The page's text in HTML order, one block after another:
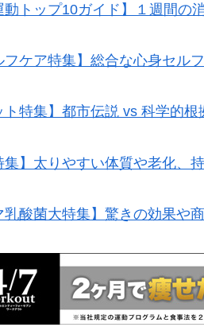
動トップ10ガイド】１週間の
フケア特集】総合な心身セル
ト特集】都市伝説 vs 科学的
】太りやすい体質や老化、
酸菌大特集】驚きの効果や